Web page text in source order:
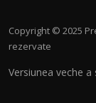
Copyright © 2025
rezervate
Versiunea veche a